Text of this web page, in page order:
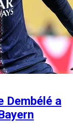
Dembélé a